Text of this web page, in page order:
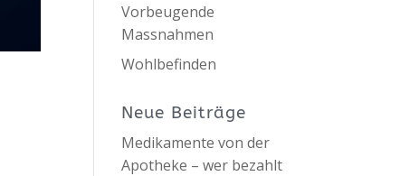
Vorbeugende
Massnahmen
Wohlbefinden
Neue Beiträge
Medikamente von der
Apotheke – wer bezahlt